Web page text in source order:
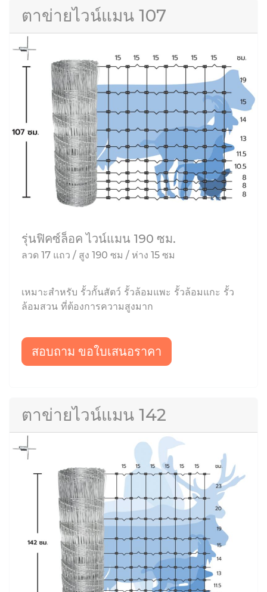
ตาข่ายไวน์แมน 107
รุ่นฟิคซ์ล็อค ไวน์แมน 190 ซม.
ลวด 17 แถว / สูง 190 ซม / ห่าง 15 ซม
เหมาะสำหรับ รั้วกั้นสัตว์ รั้วล้อมแพะ รั้วล้อมแกะ รั้ว
ล้อมสวน ที่ต้องการความสูงมาก
สอบถาม ขอใบเสนอราคา
ตาข่ายไวน์แมน 142